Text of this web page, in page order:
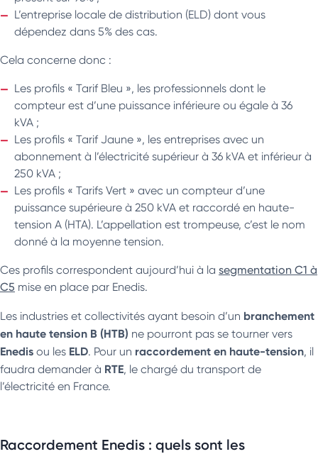
L’entreprise locale de distribution (ELD) dont vous
dépendez dans 5% des cas.
Cela concerne donc :
Les profils « Tarif Bleu », les professionnels dont le
compteur est d’une puissance inférieure ou égale à 36
kVA ;
Les profils « Tarif Jaune », les entreprises avec un
abonnement à l’électricité supérieur à 36 kVA et inférieur à
250 kVA ;
Les profils « Tarifs Vert » avec un compteur d’une
puissance supérieure à 250 kVA et raccordé en haute-
tension A (HTA). L’appellation est trompeuse, c’est le nom
donné à la moyenne tension.
Ces profils correspondent aujourd’hui à la segmentation C1 à
C5 mise en place par Enedis.
Les industries et collectivités ayant besoin d’un branchement
en haute tension B (HTB) ne pourront pas se tourner vers
Enedis ou les ELD. Pour un raccordement en haute-tension, il
faudra demander à RTE, le chargé du transport de
l’électricité en France.
Raccordement Enedis : quels sont les